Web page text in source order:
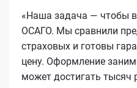
«Наша задача — чтобы
ОСАГО. Мы сравнили
страховых и готовы
цену. Оформление
может достигать тысяч